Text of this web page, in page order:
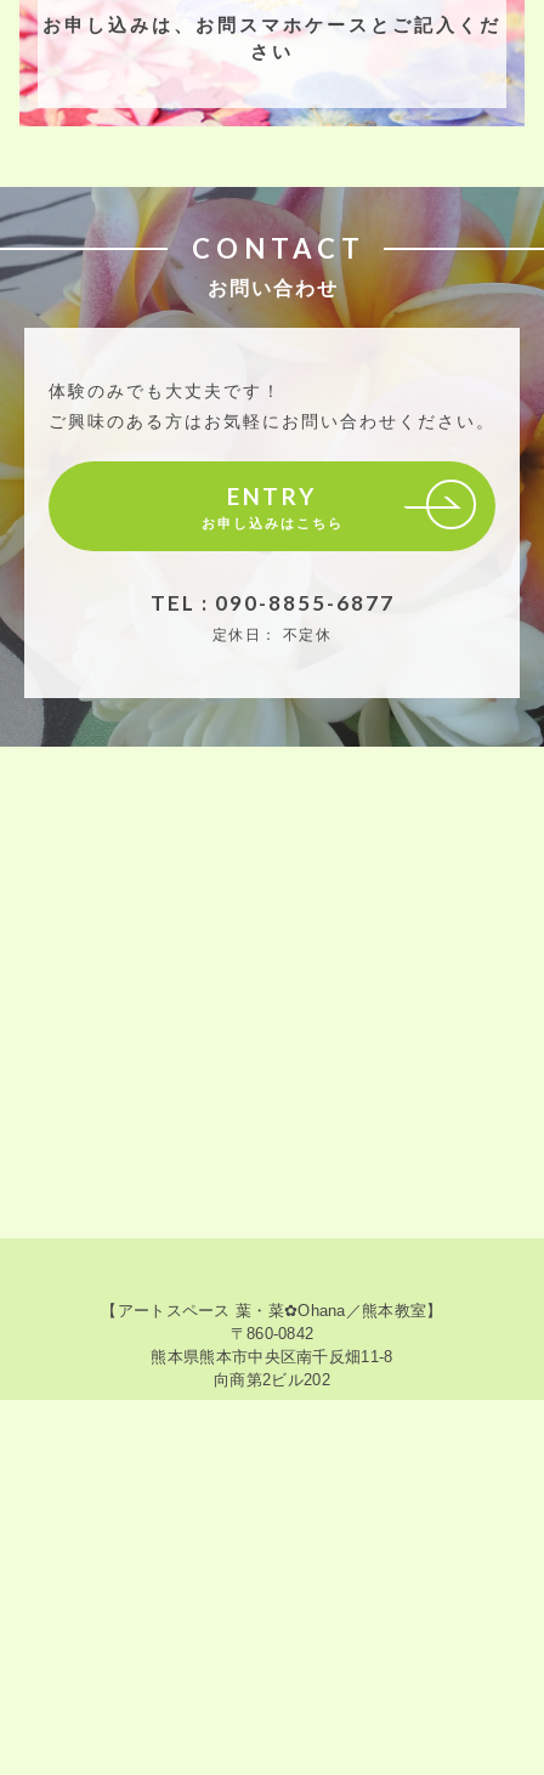
お申し込みは、お問スマホケースとご記入くだ
さい
CONTACT
お問い合わせ
体験のみでも大丈夫です！
ご興味のある方はお気軽にお問い合わせください。
ENTRY
お申し込みはこちら
TEL : 090-8855-6877
定休日： 不定休
【アートスペース 葉・菜✿Ohana／熊本教室】
〒860-0842
熊本県熊本市中央区南千反畑11-8
向商第2ビル202